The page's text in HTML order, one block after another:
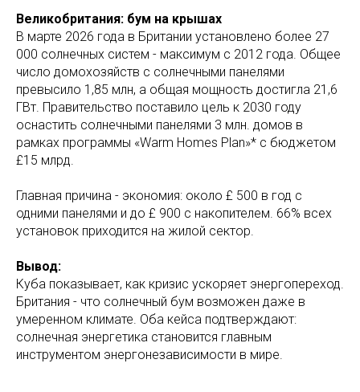
Великобритания: бум на крышах
В марте 2026 года в Британии установлено более 27
000 солнечных систем - максимум с 2012 года. Общее
число домохозяйств с солнечными панелями
превысило 1,85 млн, а общая мощность достигла 21,6
ГВт. Правительство поставило цель к 2030 году
оснастить солнечными панелями 3 млн. домов в
рамках программы «Warm Homes Plan»* с бюджетом
£15 млрд.
Главная причина - экономия: около £ 500 в год с
одними панелями и до £ 900 с накопителем. 66% всех
установок приходится на жилой сектор.
Вывод:
Куба показывает, как кризис ускоряет энергопереход.
Британия - что солнечный бум возможен даже в
умеренном климате. Оба кейса подтверждают:
солнечная энергетика становится главным
инструментом энергонезависимости в мире.